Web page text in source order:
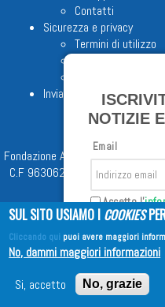
Contatti
Sicurezza e privacy
Termini di utilizzo
Invia proposta editoriale
Fondazione Apostolicam
C.F 96306220581 - REA
Copyright © 2026
NOTIZIE
Email
Accetto l'
SUL SITO USIAMO I COOKIES
Cliccando qui puoi avere maggiori
No, dammi maggiori informazioni
Si, accetto
No, grazie